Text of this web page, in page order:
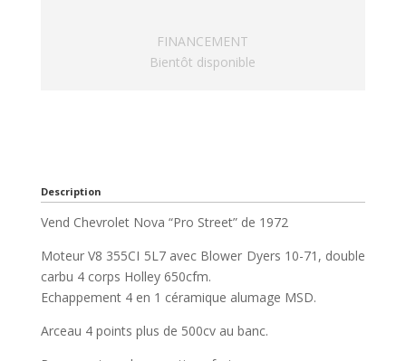
FINANCEMENT
Bientôt disponible
Description
Vend Chevrolet Nova “Pro Street” de 1972
Moteur V8 355CI 5L7 avec Blower Dyers 10-71, double
carbu 4 corps Holley 650cfm.
Echappement 4 en 1 céramique alumage MSD.
Arceau 4 points plus de 500cv au banc.